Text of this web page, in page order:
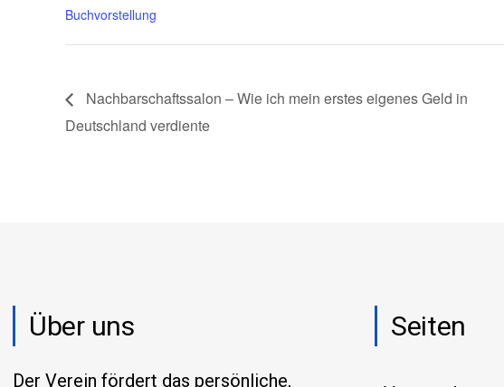
Buchvorstellung
Nachbarschaftssalon – Wie ich mein erstes eigenes Geld in
Deutschland verdiente
Über uns
Der Verein fördert das persönliche,
Seiten